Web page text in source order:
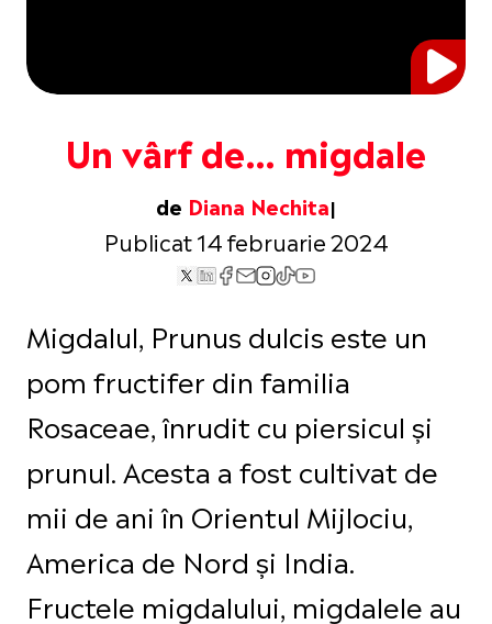
Un vârf de… migdale
de Diana Nechita
Publicat 14 februarie 2024
Migdalul, Prunus dulcis este un
pom fructifer din familia
Rosaceae, înrudit cu piersicul și
prunul. Acesta a fost cultivat de
mii de ani în Orientul Mijlociu,
America de Nord și India.
Fructele migdalului, migdalele au